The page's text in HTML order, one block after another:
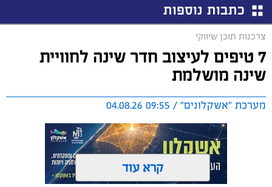
כתבות נוספות
צרכנות תוכן שיווקי
7 טיפים לעיצוב חדר שינה לחוויית
שינה מושלמת
מערכת "אשקלונים" / 09:55 04.08.26
קרא עוד